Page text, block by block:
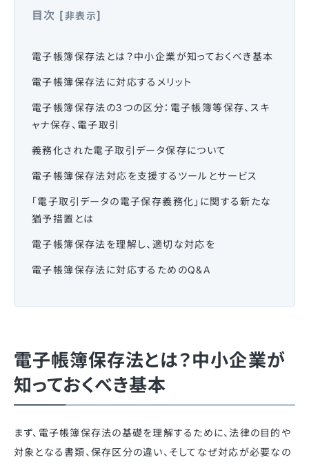
目次 [非表示]
電子帳簿保存法とは？中小企業が知っておくべき基本
電子帳簿保存法に対応するメリット
電子帳簿保存法の3つの区分：電子帳簿等保存、スキ
ャナ保存、電子取引
義務化された電子取引データ保存について
電子帳簿保存法対応を支援するツールとサービス
「電子取引データの電子保存義務化」に関する新たな
猶予措置とは
電子帳簿保存法を理解し、適切な対応を
電子帳簿保存法に対応するためのQ&A
電子帳簿保存法とは？中小企業が
知っておくべき基本
まず、電子帳簿保存法の基礎を理解するために、法律の目的や
対象となる書類、保存区分の違い、そしてなぜ対応が必要なの